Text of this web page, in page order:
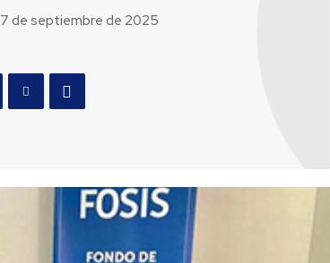
7 de septiembre de 2025